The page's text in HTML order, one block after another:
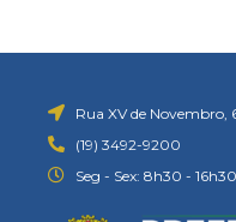
Rua XV de Novembro,
(19) 3492-9200
Seg - Sex: 8h30 - 16h30